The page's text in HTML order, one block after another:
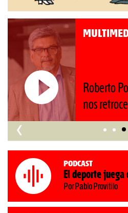
Roberto
nos
‹
Podcast
El deporte
Por Pablo Provitilo